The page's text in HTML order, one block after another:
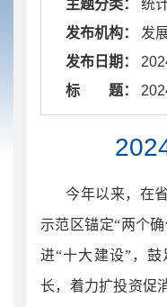
主题分类：
统
发布机构：
发
发布日期：
标 题：
今年以来，在
示范区锚定“两个
进“十大建设”，
长，着力扩投资促